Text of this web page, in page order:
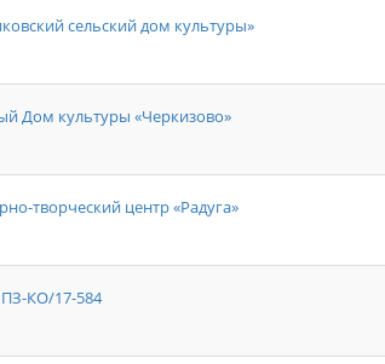
сельский дом культуры»
Дом культуры «Черкизово»
творческий центр «Радуга»
КО/17-584